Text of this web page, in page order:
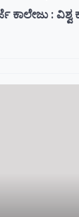
: ವಿಶ್ವ